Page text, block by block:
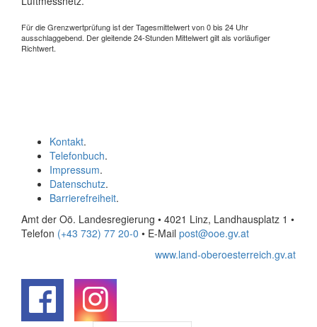
Für die Grenzwertprüfung ist der Tagesmittelwert von 0 bis 24 Uhr
ausschlaggebend. Der gleitende 24-Stunden Mittelwert gilt als vorläufiger
Richtwert.
Kontakt.
Telefonbuch.
Impressum.
Datenschutz.
Barrierefreiheit.
Amt der Oö. Landesregierung • 4021 Linz, Landhausplatz 1 •
Telefon (+43 732) 77 20-0 • E-Mail post@ooe.gv.at
www.land-oberoesterreich.gv.at